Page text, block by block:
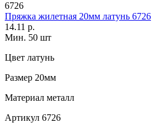
6726
Пряжка жилетная 20мм латунь 6726
14.11 р.
Мин. 50 шт
Цвет латунь
Размер 20мм
Материал металл
Артикул 6726